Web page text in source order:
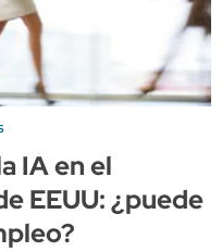
IA en el
EEUU: ¿puede